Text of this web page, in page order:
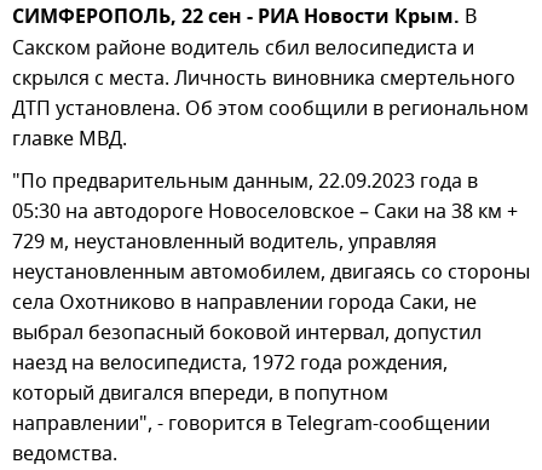
СИМФЕРОПОЛЬ, 22 сен - РИА Новости Крым. В
Сакском районе водитель сбил велосипедиста и
скрылся с места. Личность виновника смертельного
ДТП установлена. Об этом сообщили в региональном
главке МВД.
"По предварительным данным, 22.09.2023 года в
05:30 на автодороге Новоселовское – Саки на 38 км +
729 м, неустановленный водитель, управляя
неустановленным автомобилем, двигаясь со стороны
села Охотниково в направлении города Саки, не
выбрал безопасный боковой интервал, допустил
наезд на велосипедиста, 1972 года рождения,
который двигался впереди, в попутном
направлении", - говорится в Telegram-сообщении
ведомства.